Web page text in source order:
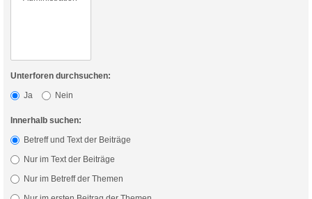
Unterforen durchsuchen:
Ja
Nein
Innerhalb suchen:
Betreff und Text der Beiträge
Nur im Text der Beiträge
Nur im Betreff der Themen